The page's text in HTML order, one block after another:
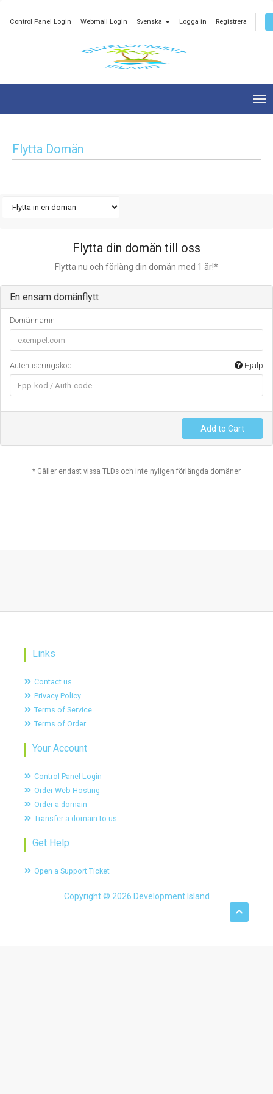
Control Panel Login Webmail Login Svenska Logga in Registrera
Flytta Domän
Flytta din domän till oss
Flytta nu och förläng din domän med 1 år!*
En ensam domänflytt
Domännamn
Autentiseringskod Hjälp
Add to Cart
* Gäller endast vissa TLDs och inte nyligen förlängda domäner
Links
Contact us
Privacy Policy
Terms of Service
Terms of Order
Your Account
Control Panel Login
Order Web Hosting
Order a domain
Transfer a domain to us
Get Help
Open a Support Ticket
Copyright © 2026 Development Island